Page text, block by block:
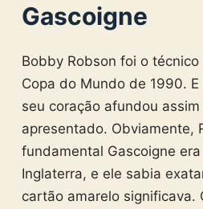
Gascoigne
Bobby Robson foi o
Copa do Mundo de 1990.
seu coração afundou
apresentado. Obviamente,
fundamental Gascoigne
Inglaterra, e ele sabia
cartão amarelo significava.